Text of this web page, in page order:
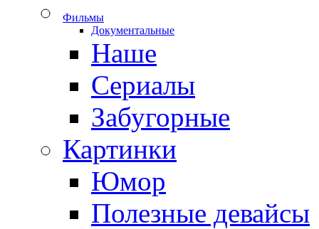
Фильмы
Документальные
Наше
Сериалы
Забугорные
Картинки
Юмор
Полезные девайсы